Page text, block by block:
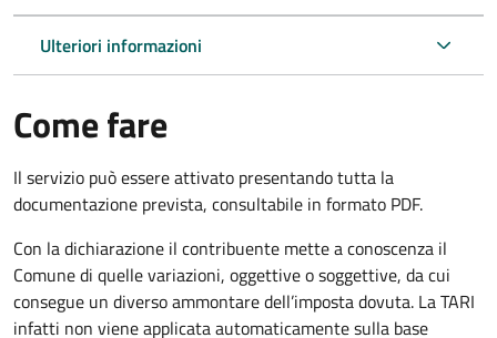
Ulteriori informazioni
Come fare
Il servizio può essere attivato presentando tutta la
documentazione prevista, consultabile in formato PDF.
Con la dichiarazione il contribuente mette a conoscenza il
Comune di quelle variazioni, oggettive o soggettive, da cui
consegue un diverso ammontare dell’imposta dovuta. La TARI
infatti non viene applicata automaticamente sulla base